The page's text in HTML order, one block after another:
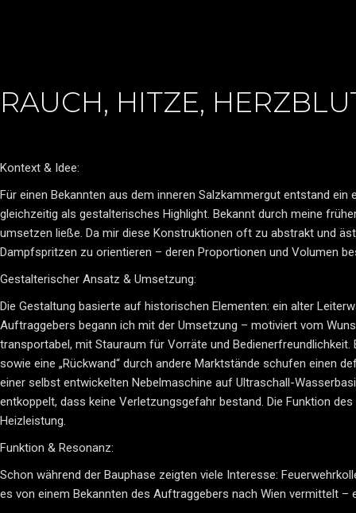
RAUCH, HITZE,
Kontext & Idee:
Für einen Bekannten aus dem inneren Salzkammergut entstand
gleichzeitig als gestalterisches Highlight. Bekannt durch meine
umsetzen ließe. Da mir diese Konstruktionen oft zu abstrakt und
Dampfspritzen zu orientieren – deren Proportionen und Volumen
Gestalterischer Ansatz & Umsetzung:
Die Gestaltung basierte auf historischen Elementen: ein alter
Auftraggebers begann ich mit der Umsetzung – motiviert vom
transportabel, mit Stauraum für Vorräte und
sowie eine „Rückwand“ durch andere Marktstände schufen einen
einer selbst entwickelten Nebelmaschine auf Ultraschall-
entkoppelt, dass keine Verletzungsgefahr bestand. Die Funktion
Heizleistung.
Funktion & Resonanz:
Schon während der Bauphase zeigten viele Interesse:
es von einem Bekannten des Auftraggebers nach Wien vermittelt